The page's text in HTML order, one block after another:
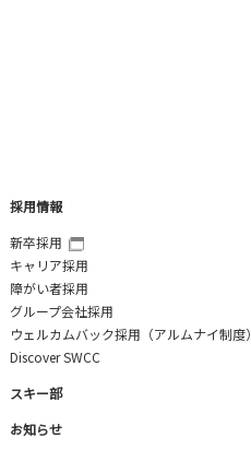
採用情報
新卒採用
キャリア採用
障がい者採用
グループ会社採用
ウェルカムバック採用（アルムナイ制度）
Discover SWCC
スキー部
お知らせ